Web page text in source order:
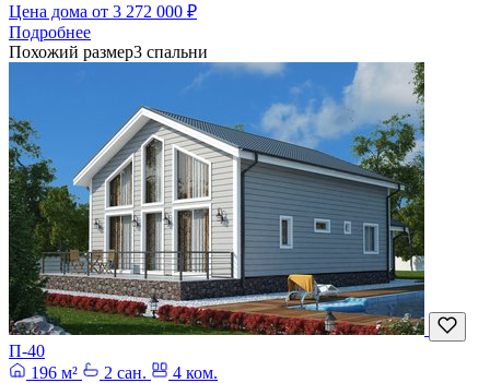
Цена дома от 3 272 000 ₽
Подробнее
Похожий размер3 спальни
П-40
196 м²
2 сан.
4 ком.